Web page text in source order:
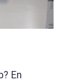
En